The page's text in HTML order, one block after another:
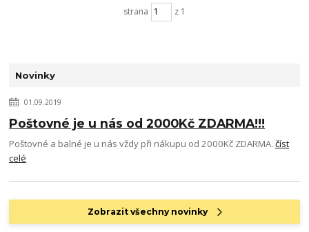
strana z 1
Novinky
01.09.2019
Poštovné je u nás od 2000Kč ZDARMA!!!
Poštovné a balné je u nás vždy při nákupu od 2000Kč ZDARMA.číst
celé
Zobrazit všechny novinky